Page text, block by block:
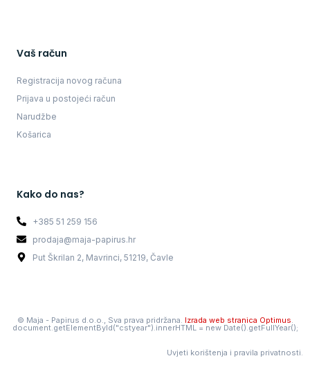
Vaš račun
Registracija novog računa
Prijava u postojeći račun
Narudžbe
Košarica
Kako do nas?
+385 51 259 156
prodaja@maja-papirus.hr
Put Škrilan 2, Mavrinci, 51219, Čavle
© Maja - Papirus d.o.o., Sva prava pridržana. Izrada web stranica Optimus
document.getElementById("cstyear").innerHTML = new Date().getFullYear();
Uvjeti korištenja i pravila privatnosti.